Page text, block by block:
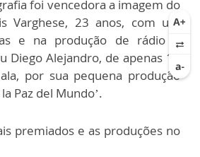
foi vencedora a imagem do
Varghese, 23 anos, com um
e na produção de rádio o
Diego Alejandro, de apenas 16
por sua pequena produção
Paz del Mundo’.
premiados e as produções no